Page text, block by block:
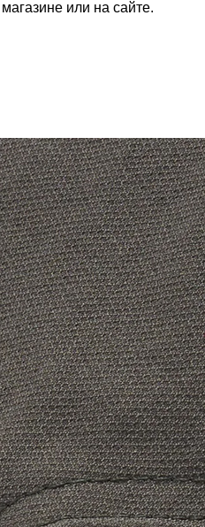
или на сайте.